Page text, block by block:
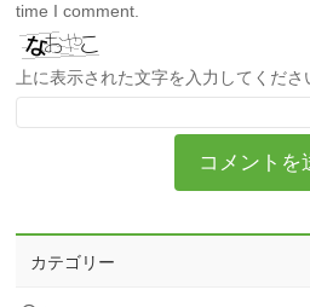
time I comment.
上に表示された文字を入力してくださ
カテゴリー